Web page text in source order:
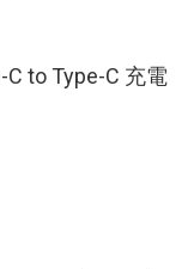
to Type-C 充電